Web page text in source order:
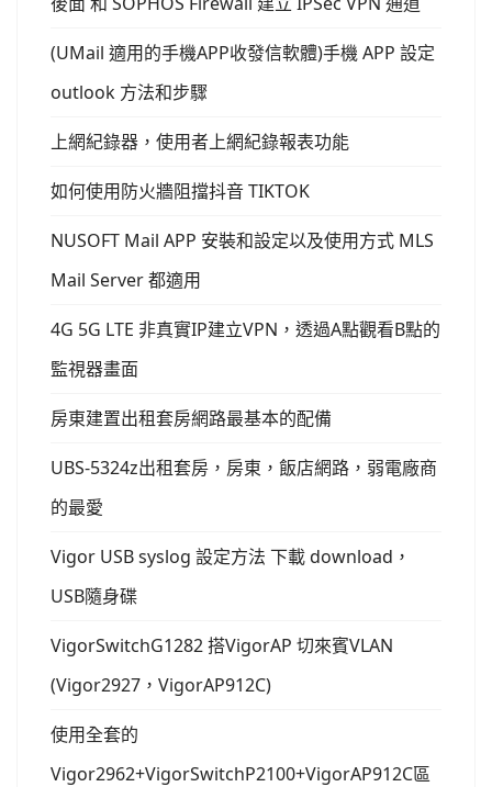
(UMail 適用的手機APP收發信軟體)手機 APP 設定
outlook 方法和步驟
上網紀錄器，使用者上網紀錄報表功能
如何使用防火牆阻擋抖音 TIKTOK
NUSOFT Mail APP 安裝和設定以及使用方式 MLS
Mail Server 都適用
4G 5G LTE 非真實IP建立VPN，透過A點觀看B點的
監視器畫面
房東建置出租套房網路最基本的配備
UBS-5324z出租套房，房東，飯店網路，弱電廠商
的最愛
Vigor USB syslog 設定方法 下載 download，
USB隨身碟
VigorSwitchG1282 搭VigorAP 切來賓VLAN
(Vigor2927，VigorAP912C)
使用全套的
Vigor2962+VigorSwitchP2100+VigorAP912C區